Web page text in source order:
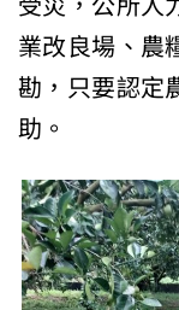
業改良場、
勘，只要認
助。